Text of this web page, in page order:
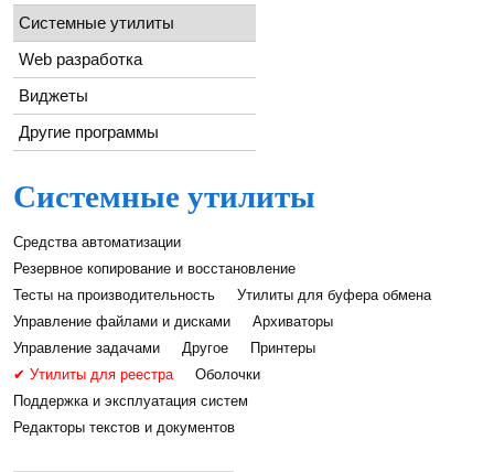
Системные утилиты
Web разработка
Виджеты
Другие программы
Системные утилиты
Средства автоматизации
Резервное копирование и восстановление
Тесты на производительность
Утилиты для буфера обмена
Управление файлами и дисками
Архиваторы
Управление задачами
Другое
Принтеры
✔ Утилиты для реестра
Оболочки
Поддержка и эксплуатация систем
Редакторы текстов и документов